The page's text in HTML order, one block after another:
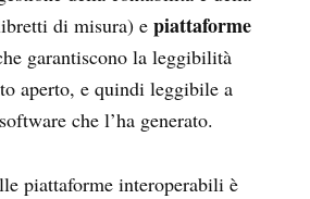
di misura) e piattaforme
garantiscono la leggibilità
aperto, e quindi leggibile a
che l’ha generato.
piattaforme interoperabili è